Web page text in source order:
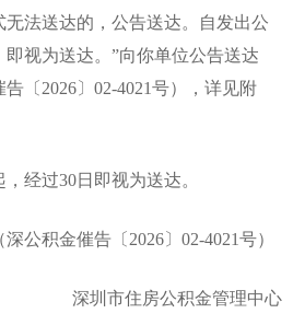
法送达的，公告送达。自发出公
视为送达。”向你单位公告送达
告〔2026〕02-4021号），详见附
过30日即视为送达。
积金催告〔2026〕02-4021号）
深圳市住房公积金管理中心